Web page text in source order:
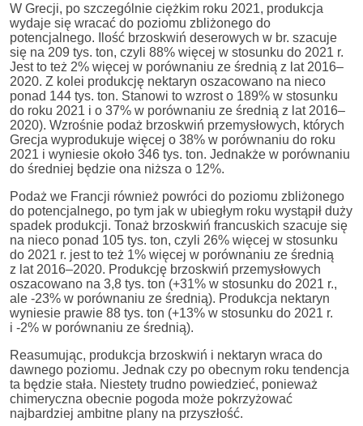
W Grecji, po szczególnie ciężkim roku 2021, produkcja
wydaje się wracać do poziomu zbliżonego do
potencjalnego. Ilość brzoskwiń deserowych w br. szacuje
się na 209 tys. ton, czyli 88% więcej w stosunku do 2021 r.
Jest to też 2% więcej w porównaniu ze średnią z lat 2016–
2020. Z kolei produkcję nektaryn oszacowano na nieco
ponad 144 tys. ton. Stanowi to wzrost o 189% w stosunku
do roku 2021 i o 37% w porównaniu ze średnią z lat 2016–
2020). Wzrośnie podaż brzoskwiń przemysłowych, których
Grecja wyprodukuje więcej o 38% w porównaniu do roku
2021 i wyniesie około 346 tys. ton. Jednakże w porównaniu
do średniej będzie ona niższa o 12%.
Podaż we Francji również powróci do poziomu zbliżonego
do potencjalnego, po tym jak w ubiegłym roku wystąpił duży
spadek produkcji. Tonaż brzoskwiń francuskich szacuje się
na nieco ponad 105 tys. ton, czyli 26% więcej w stosunku
do 2021 r. jest to też 1% więcej w porównaniu ze średnią
z lat 2016–2020. Produkcję brzoskwiń przemysłowych
oszacowano na 3,8 tys. ton (+31% w stosunku do 2021 r.,
ale -23% w porównaniu ze średnią). Produkcja nektaryn
wyniesie prawie 88 tys. ton (+13% w stosunku do 2021 r.
i -2% w porównaniu ze średnią).
Reasumując, produkcja brzoskwiń i nektaryn wraca do
dawnego poziomu. Jednak czy po obecnym roku tendencja
ta będzie stała. Niestety trudno powiedzieć, ponieważ
chimeryczna obecnie pogoda może pokrzyżować
najbardziej ambitne plany na przyszłość.